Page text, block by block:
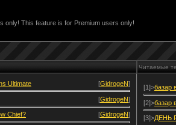
only! This feature is for Premium users only!
Читаемые
Ultimate [GidrogeN]
[GidrogeN]
Chief? [GidrogeN]
[1]>базар
[2]>базар
[3]>ДЕНЬ